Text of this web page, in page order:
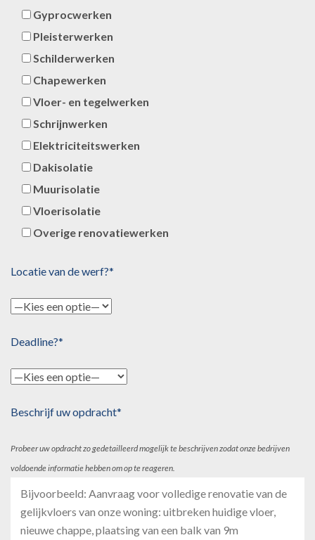
Gyprocwerken
Pleisterwerken
Schilderwerken
Chapewerken
Vloer- en tegelwerken
Schrijnwerken
Elektriciteitswerken
Dakisolatie
Muurisolatie
Vloerisolatie
Overige renovatiewerken
Locatie van de werf?*
Deadline?*
Beschrijf uw opdracht*
Probeer uw opdracht zo gedetailleerd mogelijk te beschrijven zodat onze bedrijven
voldoende informatie hebben om op te reageren.